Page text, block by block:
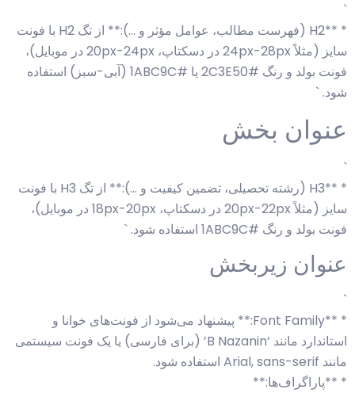
`
* **H2 (فهرست مطالب، عوامل مؤثر و …):** از تگ H2 با فونت
سایز (مثلاً 24px-28px در دسکتاپ، 20px-24px در موبایل)،
فونت بولد و رنگ #2C3E50 یا #1ABC9C (آبی-سبز) استفاده
شود. `
عنوان بخش
`
* **H3 (رشته تحصیلی، تضمین کیفیت و …):** از تگ H3 با فونت
سایز (مثلاً 20px-22px در دسکتاپ، 18px-20px در موبایل)،
فونت بولد و رنگ #1ABC9C استفاده شود. `
عنوان زیربخش
`
* **Font Family:** پیشنهاد می‌شود از فونت‌های خوانا و
استاندارد مانند ‘B Nazanin’ (برای فارسی) یا یک فونت سیستمی
مانند Arial, sans-serif استفاده شود.
* **پاراگراف‌ها:**